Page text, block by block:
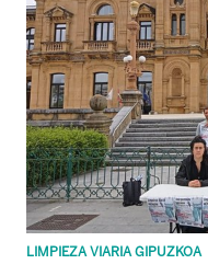
LIMPIEZA VIARIA GIPUZKOA